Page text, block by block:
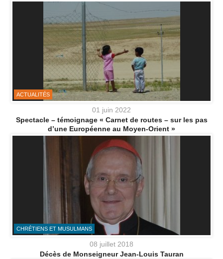
ACTUALITÉS
01 juin 2022
Spectacle – témoignage « Carnet de routes – sur les pas
d’une Européenne au Moyen-Orient »
CHRÉTIENS ET MUSULMANS
08 juillet 2018
Décès de Monseigneur Jean-Louis Tauran